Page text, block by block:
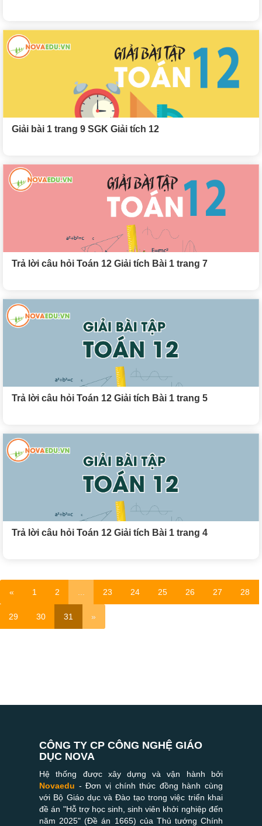
Giải bài 1 trang 9 SGK Giải tích 12
Trả lời câu hỏi Toán 12 Giải tích Bài 1 trang 7
Trả lời câu hỏi Toán 12 Giải tích Bài 1 trang 5
Trả lời câu hỏi Toán 12 Giải tích Bài 1 trang 4
« 1 2 23 24 25 26 27 28
29 30 31 »
CÔNG TY CP CÔNG NGHỆ GIÁO
DỤC NOVA
Hệ thống được xây dựng và vận hành bởi
Novaedu - Đơn vị chính thức đồng hành cùng
với Bộ Giáo dục và Đào tạo trong việc triển khai
đề án "Hỗ trợ học sinh, sinh viên khởi nghiệp đến
năm 2025" (Đề án 1665) của Thủ tướng Chính